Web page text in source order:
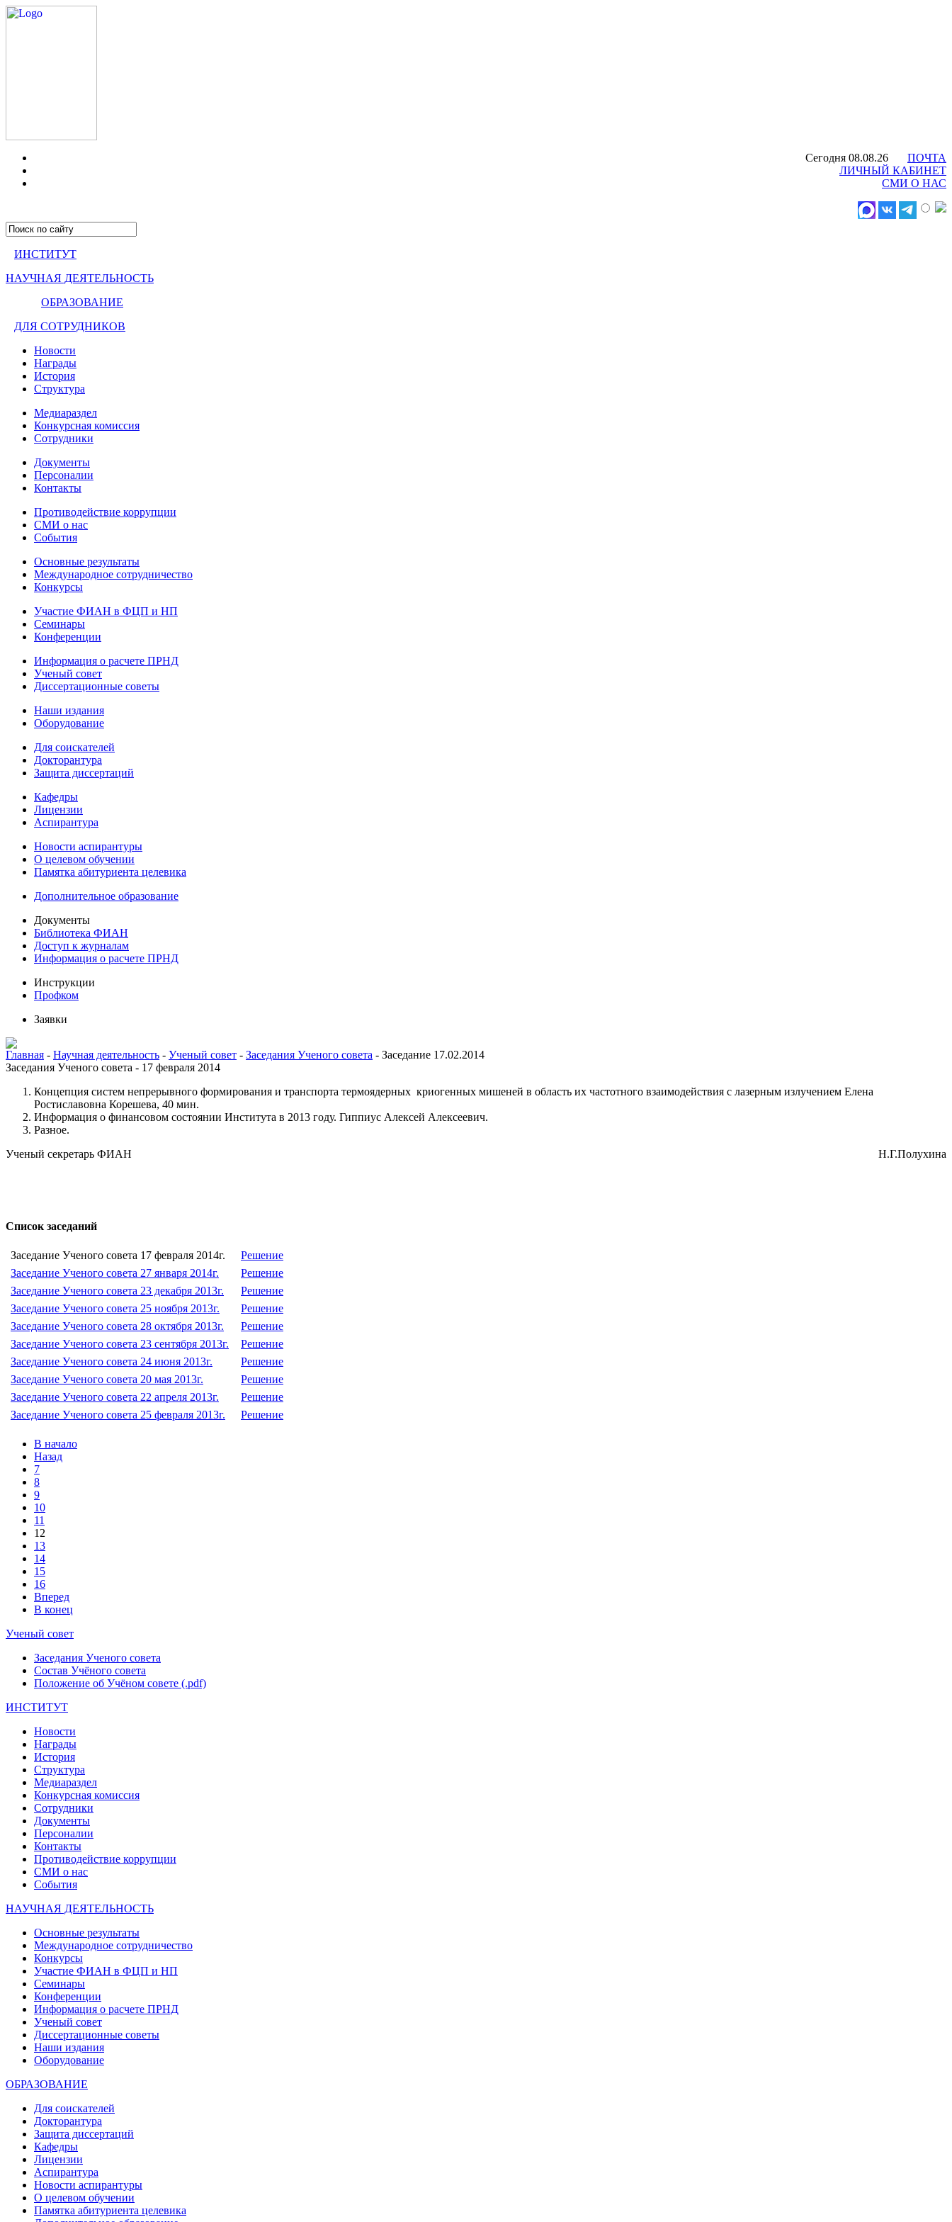
Сегодня 08.08.26
ПОЧТА
ЛИЧНЫЙ КАБИНЕТ
СМИ О НАС
ИНСТИТУТ
НАУЧНАЯ ДЕЯТЕЛЬНОСТЬ
ОБРАЗОВАНИЕ
ДЛЯ СОТРУДНИКОВ
Новости
Награды
История
Структура
Медиараздел
Конкурсная комиссия
Сотрудники
Документы
Персоналии
Контакты
Противодействие коррупции
СМИ о нас
События
Основные результаты
Международное сотрудничество
Конкурсы
Участие ФИАН в ФЦП и НП
Семинары
Конференции
Информация о расчете ПРНД
Ученый совет
Диссертационные советы
Наши издания
Оборудование
Для соискателей
Докторантура
Защита диссертаций
Кафедры
Лицензии
Аспирантура
Новости аспирантуры
О целевом обучении
Памятка абитуриента целевика
Дополнительное образование
Документы
Библиотека ФИАН
Доступ к журналам
Информация о расчете ПРНД
Инструкции
Профком
Заявки
Главная - Научная деятельность - Ученый совет - Заседания Ученого совета - Заседание 17.02.2014
Заседания Ученого совета - 17 февраля 2014
Концепция систем непрерывного формирования и транспорта термоядерных криогенных мишеней в область их частотного взаимодействия с лазерным излучением Елена
Ростиславовна Корешева, 40 мин.
Информация о финансовом состоянии Института в 2013 году. Гиппиус Алексей Алексеевич.
Разное.
Ученый секретарь ФИАН
Н.Г.Полухина
Список заседаний
Заседание Ученого совета 17 февраля 2014г.
Решение
Заседание Ученого совета 27 января 2014г.
Решение
Заседание Ученого совета 23 декабря 2013г.
Решение
Заседание Ученого совета 25 ноября 2013г.
Решение
Заседание Ученого совета 28 октября 2013г.
Решение
Заседание Ученого совета 23 сентября 2013г.
Решение
Заседание Ученого совета 24 июня 2013г.
Решение
Заседание Ученого совета 20 мая 2013г.
Решение
Заседание Ученого совета 22 апреля 2013г.
Решение
Заседание Ученого совета 25 февраля 2013г.
Решение
В начало
Назад
7
8
9
10
11
12
13
14
15
16
Вперед
В конец
Ученый совет
Заседания Ученого совета
Состав Учёного совета
Положение об Учёном совете (.pdf)
ИНСТИТУТ
Новости
Награды
История
Структура
Медиараздел
Конкурсная комиссия
Сотрудники
Документы
Персоналии
Контакты
Противодействие коррупции
СМИ о нас
События
НАУЧНАЯ ДЕЯТЕЛЬНОСТЬ
Основные результаты
Международное сотрудничество
Конкурсы
Участие ФИАН в ФЦП и НП
Семинары
Конференции
Информация о расчете ПРНД
Ученый совет
Диссертационные советы
Наши издания
Оборудование
ОБРАЗОВАНИЕ
Для соискателей
Докторантура
Защита диссертаций
Кафедры
Лицензии
Аспирантура
Новости аспирантуры
О целевом обучении
Памятка абитуриента целевика